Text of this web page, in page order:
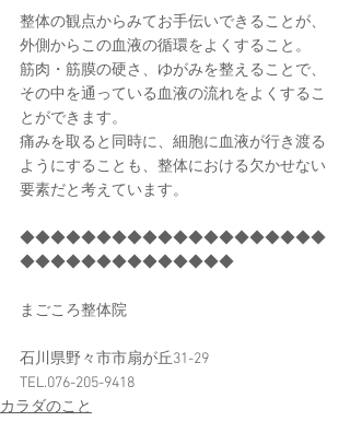
整体の観点からみてお手伝いできることが、
外側からこの血液の循環をよくすること。
筋肉・筋膜の硬さ、ゆがみを整えることで、
その中を通っている血液の流れをよくするこ
とができます。
痛みを取ると同時に、細胞に血液が行き渡る
ようにすることも、整体における欠かせない
要素だと考えています。
◆◆◆◆◆◆◆◆◆◆◆◆◆◆◆◆◆◆◆◆
◆◆◆◆◆◆◆◆◆◆◆◆◆◆
まごころ整体院
石川県野々市市扇が丘31-29
TEL.076-205-9418
カラダのこと